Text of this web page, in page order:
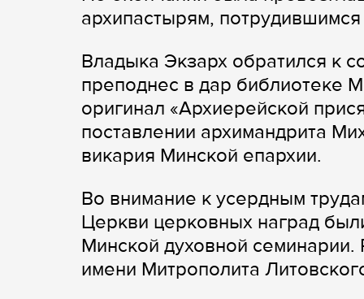
архипастырям,
Владыка Экзарх обратился к
преподнес в дар библиотеке
оригинал «Архиерейской
поставлении архимандрита
викария Минской епархии.
Во внимание к усердным
Церкви церковных наград
Минской духовной
имени Митрополита